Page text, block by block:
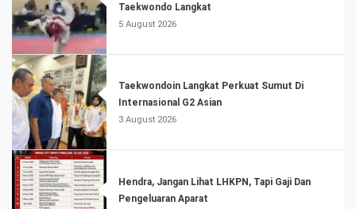
Taekwondo Langkat
5 August 2026
Taekwondoin Langkat Perkuat Sumut Di
Internasional G2 Asian
3 August 2026
Hendra, Jangan Lihat LHKPN, Tapi Gaji Dan
Pengeluaran Aparat